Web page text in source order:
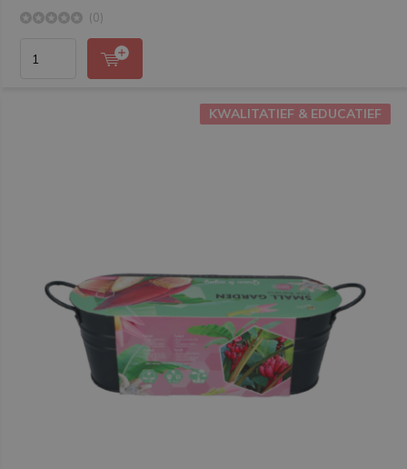
(0)
KWALITATIEF & EDUCATIEF